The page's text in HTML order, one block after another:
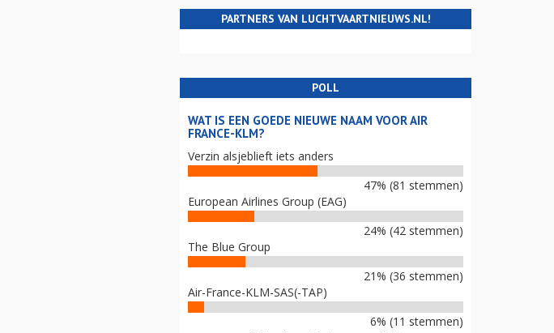
PARTNERS VAN LUCHTVAARTNIEUWS.NL!
POLL
WAT IS EEN GOEDE NIEUWE NAAM VOOR AIR
FRANCE-KLM?
Verzin alsjeblieft iets anders
47% (81 stemmen)
European Airlines Group (EAG)
24% (42 stemmen)
The Blue Group
21% (36 stemmen)
Air-France-KLM-SAS(-TAP)
6% (11 stemmen)